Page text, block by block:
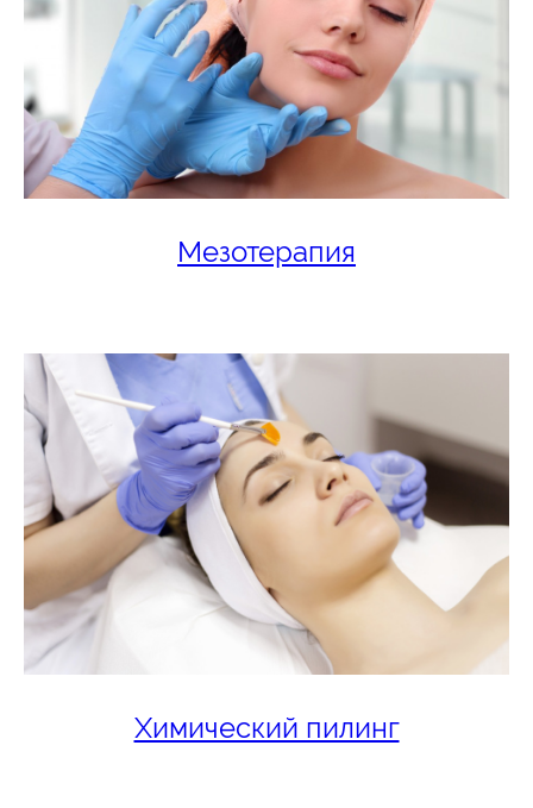
Мезотерапия
Химический пилинг